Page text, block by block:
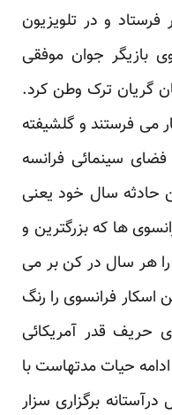
فرستاد و در تلویزیون
بازیگر جوان موفقی
گریان ترک وطن کرد.
می فرستند و گلشیفته
فضای سینمائی فرانسه
حادثه سال خود یعنی
ها که بزرگترین و
هر سال در کن بر می
اسکار فرانسوی را رنگ
حریف قدر آمریکائی
حیات مدتهاست با
برگزاری سزار